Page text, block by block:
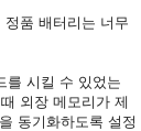
품 배터리는 너무
를 시킬 수 있었는
외장 메모리가 제
동기화하도록 설정